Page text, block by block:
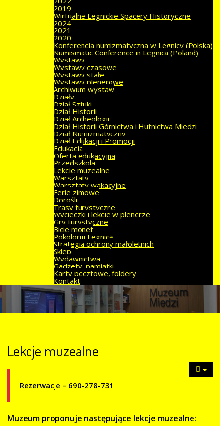
2019
Wirtualne Legnickie Spacery Historyczne
2024
2021
2020
Konferencja numizmatyczna w Legnicy (Polska)
Numismatic Conference in Legnica (Poland)
Wystawy
Wystawy czasowe
Wystawy stałe
Wystawy plenerowe
Archiwum wystaw
Działy
Dział Sztuki
Dział Historii
Dział Archeologii
Dział Historii Górnictwa i Hutnictwa Miedzi
Dział Numizmatyczny
Dział Edukacji i Promocji
Edukacja
Oferta edukacyjna
Przedszkola
Lekcje muzealne
Warsztaty
Warsztaty wakacyjne
Ferie zimowe
Dorośli
Trasy turystyczne
Wycieczki i lekcje w plenerze
Gry turystyczne
Bicie monet
Pokoloruj Legnicę
Strategia ochrony małoletnich
Sklep
Wydawnictwa
Gadżety, pamiątki
Karty pocztowe, foldery
Kontakt
Lekcje muzealne
Rezerwacje – 690-278-731
Muzeum proponuje następujące lekcje muzealne: